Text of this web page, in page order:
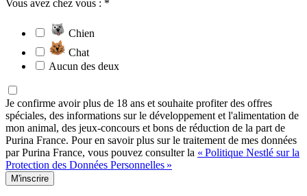
Vous avez chez vous : *
Chien
Chat
Aucun des deux
Je confirme avoir plus de 18 ans et souhaite profiter des offres
spéciales, des informations sur le développement et l'alimentation de
mon animal, des jeux-concours et bons de réduction de la part de
Purina France. Pour en savoir plus sur le traitement de mes données
par Purina France, vous pouvez consulter la « Politique Nestlé sur la
Protection des Données Personnelles »
M'inscrire